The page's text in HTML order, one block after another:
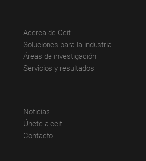
Acerca de Ceit(abre en nueva ventana)
Soluciones para la industria
Áreas de investigación
Servicios y resultados
Noticias
Únete a ceit(abre en nueva ventana)
Contacto(abre en nueva ventana)